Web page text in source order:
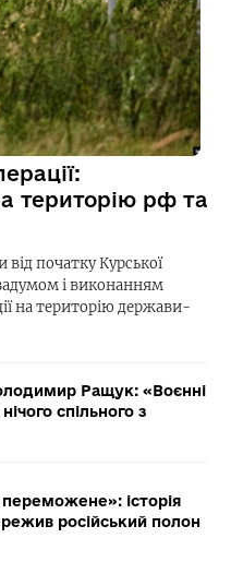
територію рф та
початку Курської
і виконанням
на територію держави-
Ращук: «Воєнні
спільного з
історія
російський полон